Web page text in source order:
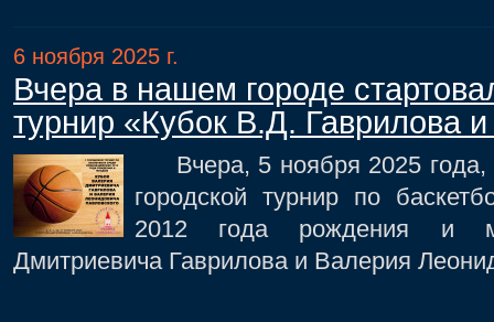
6 ноября 2025 г.
Вчера в нашем городе
турнир «Кубок В.Д. Гаврилова
Вчера, 5 ноября 2025 года,
городской турнир по
2012 года рождения и
Дмитриевича Гаврилова и Валерия